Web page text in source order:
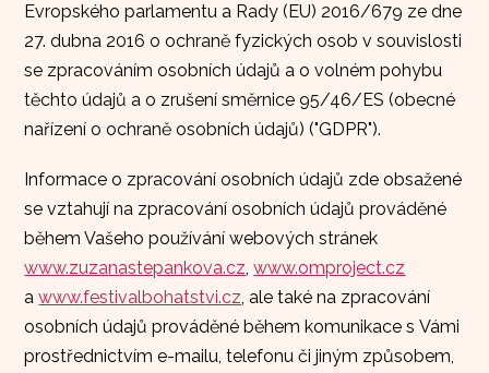
Evropského parlamentu a Rady (EU) 2016/679 ze dne
27. dubna 2016 o ochraně fyzických osob v souvislosti
se zpracováním osobních údajů a o volném pohybu
těchto údajů a o zrušení směrnice 95/46/ES (obecné
nařízení o ochraně osobních údajů) ("GDPR").
Informace o zpracování osobních údajů zde obsažené
se vztahují na zpracování osobních údajů prováděné
během Vašeho používání webových stránek
www.zuzanastepankova.cz ,www.omproject.cz
awww.festivalbohatstvi.cz , ale také na zpracování
osobních údajů prováděné během komunikace s Vámi
prostřednictvím e-mailu, telefonu či jiným způsobem,